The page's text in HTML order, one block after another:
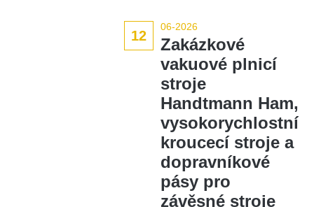
12
06-2026
Zakázkové
vakuové plnicí
stroje
Handtmann Ham,
vysokorychlostní
kroucecí stroje a
dopravníkové
pásy pro
závěsné stroje